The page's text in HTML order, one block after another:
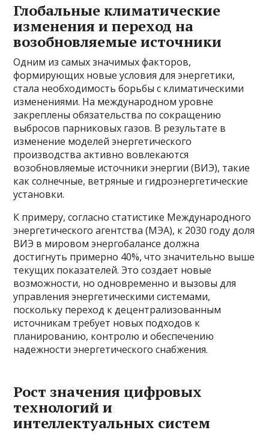
Глобальные климатические
изменения и переход на
возобновляемые источники
Одним из самых значимых факторов,
формирующих новые условия для энергетики,
стала необходимость борьбы с климатическими
изменениями. На международном уровне
закреплены обязательства по сокращению
выбросов парниковых газов. В результате в
изменение моделей энергетического
производства активно вовлекаются
возобновляемые источники энергии (ВИЭ), такие
как солнечные, ветряные и гидроэнергетические
установки.
К примеру, согласно статистике Международного
энергетического агентства (МЭА), к 2030 году доля
ВИЭ в мировом энергобалансе должна
достигнуть примерно 40%, что значительно выше
текущих показателей. Это создает новые
возможности, но одновременно и вызовы для
управления энергетическими системами,
поскольку переход к децентрализованным
источникам требует новых подходов к
планированию, контролю и обеспечению
надежности энергетического снабжения.
Рост значения цифровых
технологий и
интеллектуальных систем